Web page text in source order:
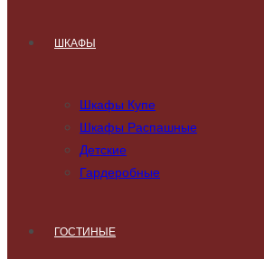
ШКАФЫ
Шкафы Купе
Шкафы Распашные
Детские
Гардеробные
ГОСТИНЫЕ